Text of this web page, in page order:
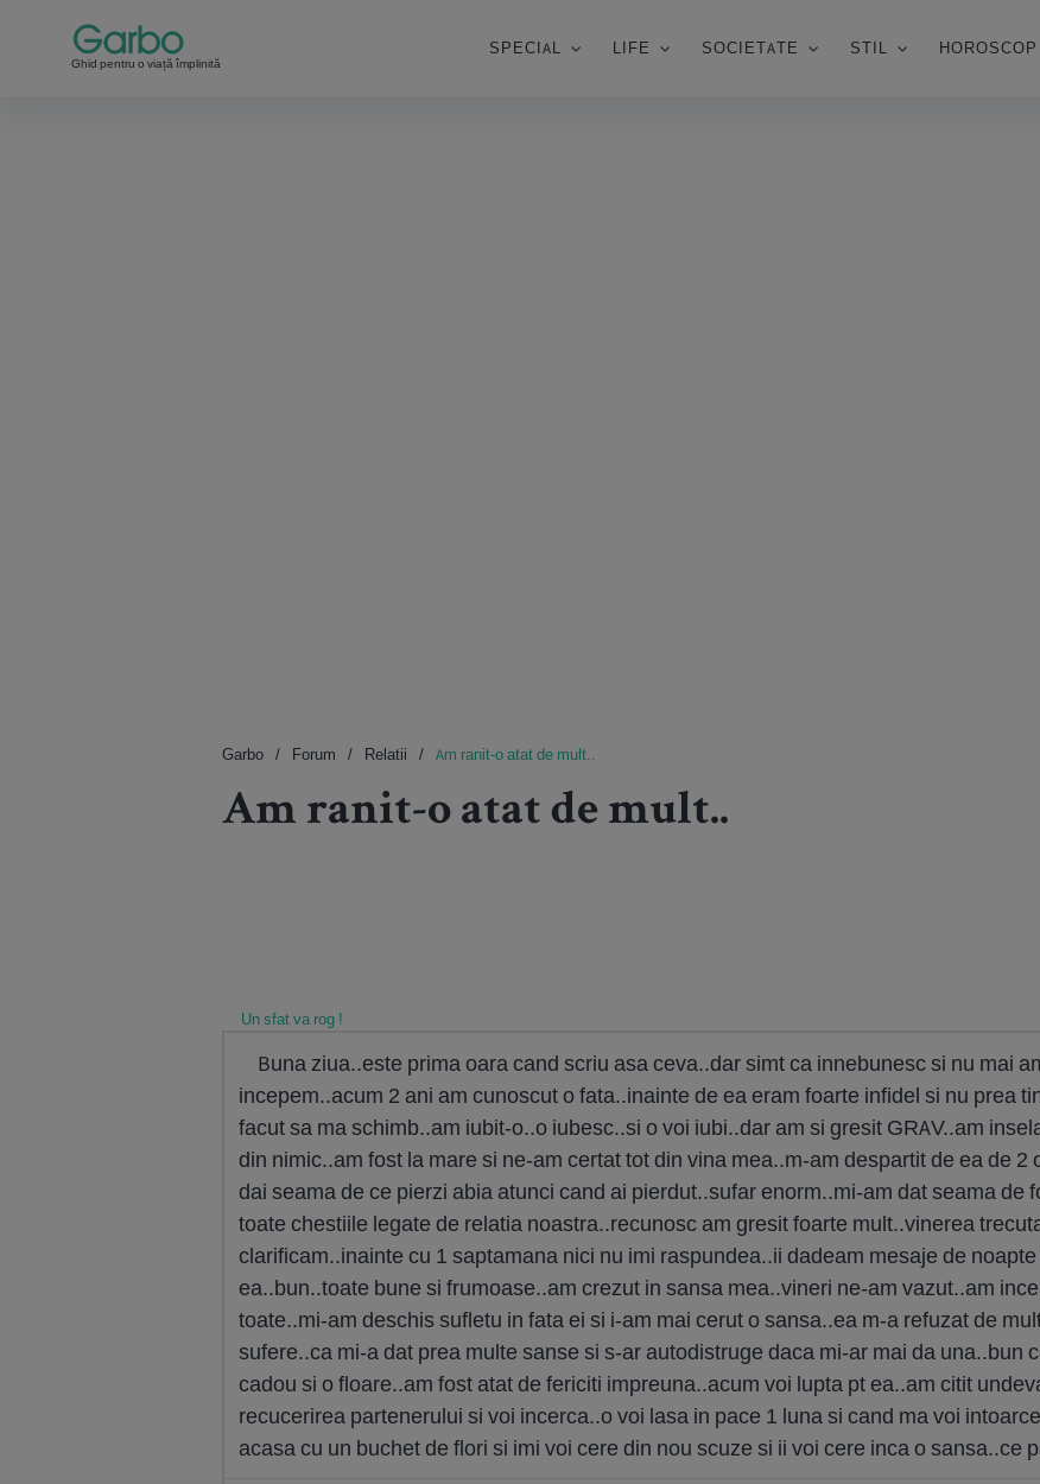
Ghid pentru o viață împlinită
SPECIAL LIFE SOCIETATE STIL HOROSCOP
Garbo Forum Relatii Am ranit-o atat de mult..
Am ranit-o atat de mult..
Un sfat va rog !
Buna ziua..este prima oara cand scriu asa ceva..dar simt ca innebunesc si nu mai
incepem..acum 2 ani am cunoscut o fata..inainte de ea eram foarte infidel si nu prea
facut sa ma schimb..am iubit-o..o iubesc..si o voi iubi..dar am si gresit GRAV..am
din nimic..am fost la mare si ne-am certat tot din vina mea..m-am despartit de ea de 2
dai seama de ce pierzi abia atunci cand ai pierdut..sufar enorm..mi-am dat seama de
toate chestiile legate de relatia noastra..recunosc am gresit foarte mult..vinerea
clarificam..inainte cu 1 saptamana nici nu imi raspundea..ii dadeam mesaje de
ea..bun..toate bune si frumoase..am crezut in sansa mea..vineri ne-am vazut..am
toate..mi-am deschis sufletu in fata ei si i-am mai cerut o sansa..ea m-a refuzat de
sufere..ca mi-a dat prea multe sanse si s-ar autodistruge daca mi-ar mai da una..bun
cadou si o floare..am fost atat de fericiti impreuna..acum voi lupta pt ea..am citit
recucerirea partenerului si voi incerca..o voi lasa in pace 1 luna si cand ma voi
acasa cu un buchet de flori si imi voi cere din nou scuze si ii voi cere inca o sansa..ce